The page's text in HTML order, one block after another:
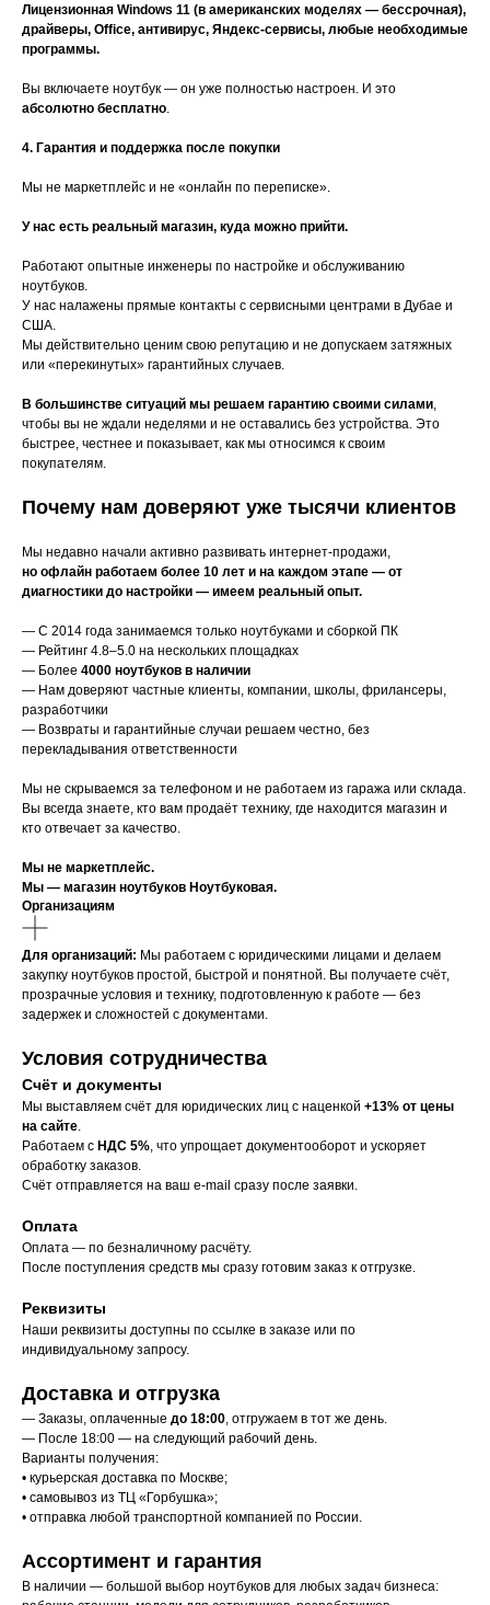
Лицензионная Windows 11 (в американских моделях — бессрочная),
драйверы, Office, антивирус, Яндекс-сервисы, любые необходимые
программы.
Вы включаете ноутбук — он уже полностью настроен. И это
абсолютно бесплатно.
4. Гарантия и поддержка после покупки
Мы не маркетплейс и не «онлайн по переписке».
У нас есть реальный магазин, куда можно прийти.
Работают опытные инженеры по настройке и обслуживанию
ноутбуков.
У нас налажены прямые контакты с сервисными центрами в Дубае и
США.
Мы действительно ценим свою репутацию и не допускаем затяжных
или «перекинутых» гарантийных случаев.
В большинстве ситуаций мы решаем гарантию своими силами,
чтобы вы не ждали неделями и не оставались без устройства. Это
быстрее, честнее и показывает, как мы относимся к своим
покупателям.
Почему нам доверяют уже тысячи клиентов
Мы недавно начали активно развивать интернет-продажи,
но офлайн работаем более 10 лет и на каждом этапе — от
диагностики до настройки — имеем реальный опыт.
— С 2014 года занимаемся только ноутбуками и сборкой ПК
— Рейтинг 4.8–5.0 на нескольких площадках
— Более 4000 ноутбуков в наличии
— Нам доверяют частные клиенты, компании, школы, фрилансеры,
разработчики
— Возвраты и гарантийные случаи решаем честно, без
перекладывания ответственности
Мы не скрываемся за телефоном и не работаем из гаража или склада.
Вы всегда знаете, кто вам продаёт технику, где находится магазин и
кто отвечает за качество.
Мы не маркетплейс.
Мы — магазин ноутбуков Ноутбуковая.
Организациям
Для организаций: Мы работаем с юридическими лицами и делаем
закупку ноутбуков простой, быстрой и понятной. Вы получаете счёт,
прозрачные условия и технику, подготовленную к работе — без
задержек и сложностей с документами.
Условия сотрудничества
Счёт и документы
Мы выставляем счёт для юридических лиц с наценкой +13% от цены
на сайте.
Работаем с НДС 5%, что упрощает документооборот и ускоряет
обработку заказов.
Счёт отправляется на ваш e-mail сразу после заявки.
Оплата
Оплата — по безналичному расчёту.
После поступления средств мы сразу готовим заказ к отгрузке.
Реквизиты
Наши реквизиты доступны по ссылке в заказе или по
индивидуальному запросу.
Доставка и отгрузка
— Заказы, оплаченные до 18:00, отгружаем в тот же день.
— После 18:00 — на следующий рабочий день.
Варианты получения:
• курьерская доставка по Москве;
• самовывоз из ТЦ «Горбушка»;
• отправка любой транспортной компанией по России.
Ассортимент и гарантия
В наличии — большой выбор ноутбуков для любых задач бизнеса: